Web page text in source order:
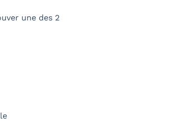
une des 2